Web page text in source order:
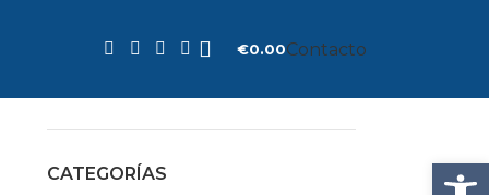
€0.00Contacto
CATEGORÍAS